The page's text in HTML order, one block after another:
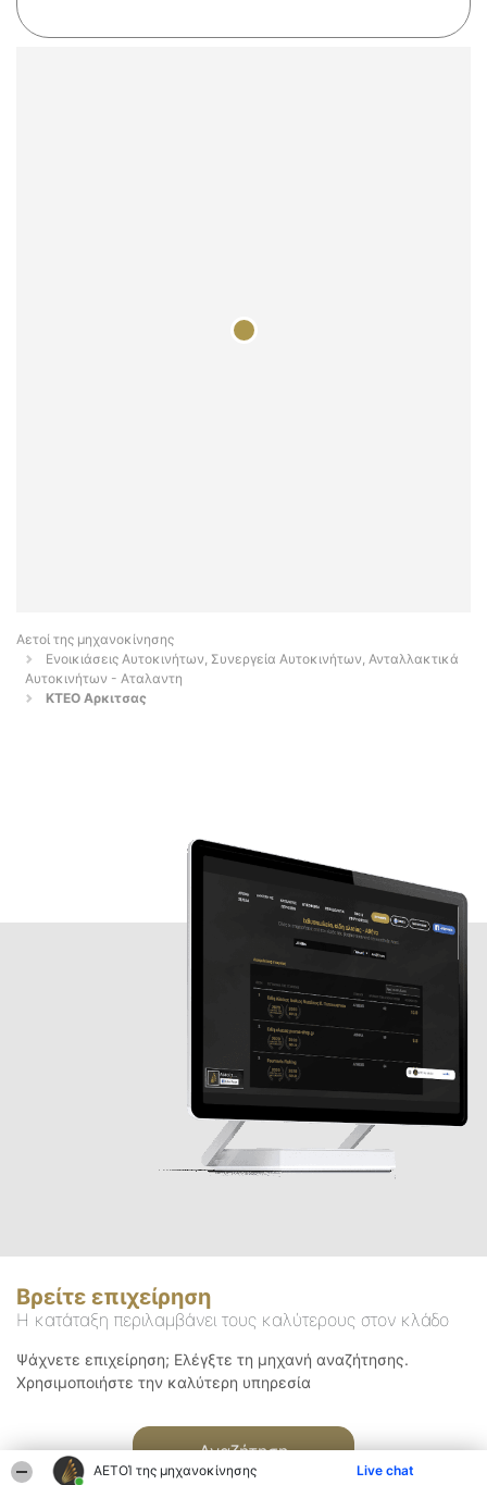
ΑΕΤΟΊ της μηχανοκίνησης Live chat
Αετοί της μηχανοκίνησης
Ενοικιάσεις Αυτοκινήτων, Συνεργεία Αυτοκινήτων, Ανταλλακτικά
Αυτοκινήτων - Αταλαντη
ΚΤΕΟ Αρκιτσας
Βρείτε επιχείρηση
Η κατάταξη περιλαμβάνει τους καλύτερους στον κλάδο
Ψάχνετε επιχείρηση; Ελέγξτε τη μηχανή αναζήτησης.
Χρησιμοποιήστε την καλύτερη υπηρεσία
Αναζήτηση